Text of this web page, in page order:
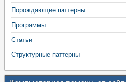
Порождающие паттерны
Программы
Статьи
Структурные паттерны